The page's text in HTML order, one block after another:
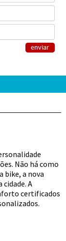
Não há como
bike, a nova
A
certificados